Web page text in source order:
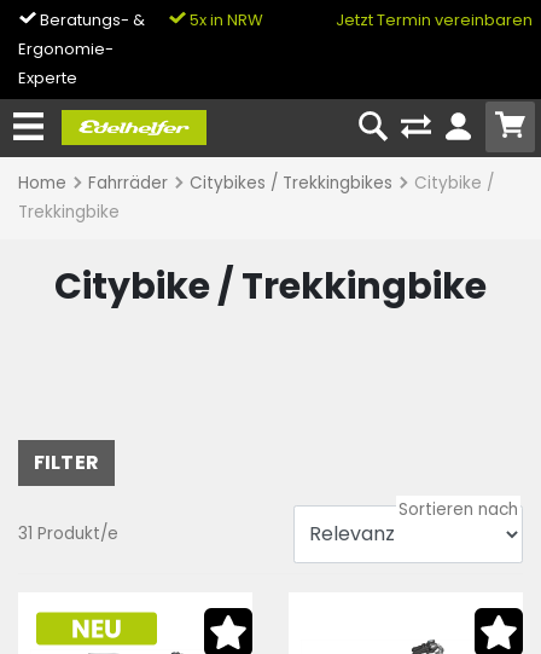
Beratungs- &
Ergonomie-
Experte
5x in NRW
0% Finanzierung
Jetzt Termin vereinbaren
Home Fahrräder Citybikes / Trekkingbikes
Citybike /
Trekkingbike
Citybike / Trekkingbike
FILTER
31 Produkt/e